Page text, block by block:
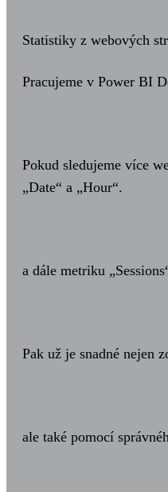
Statistiky z webových
Pracujeme v Power BI
Pokud sledujeme více
„Date“ a „Hour“.
a dále metriku
Pak už je snadné nejen
ale také pomocí